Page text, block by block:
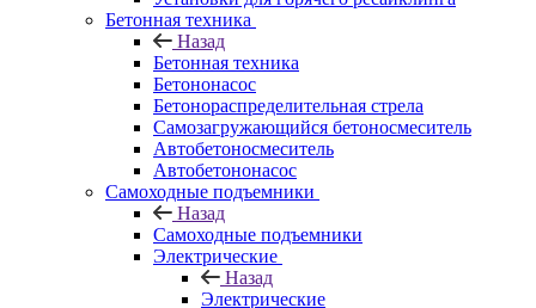
Бетонная техника
Назад
Бетонная техника
Бетононасос
Бетонораспределительная стрела
Самозагружающийся бетоносмеситель
Автобетоносмеситель
Автобетононасос
Самоходные подъемники
Назад
Самоходные подъемники
Электрические
Назад
Электрические